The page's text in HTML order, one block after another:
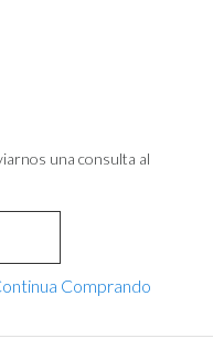
una consulta al
Comprando